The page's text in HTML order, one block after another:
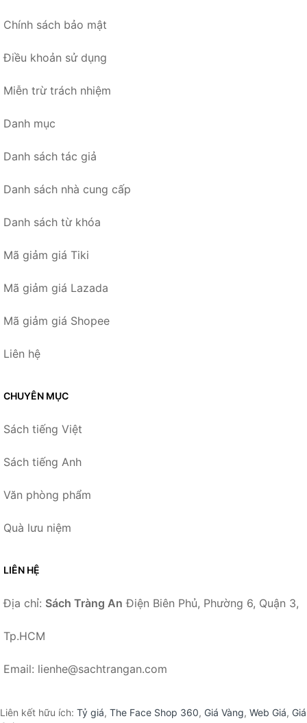
Chính sách bảo mật
Điều khoản sử dụng
Miễn trừ trách nhiệm
Danh mục
Danh sách tác giả
Danh sách nhà cung cấp
Danh sách từ khóa
Mã giảm giá Tiki
Mã giảm giá Lazada
Mã giảm giá Shopee
Liên hệ
CHUYÊN MỤC
Sách tiếng Việt
Sách tiếng Anh
Văn phòng phẩm
Quà lưu niệm
LIÊN HỆ
Địa chỉ: Sách Tràng An Điện Biên Phủ, Phường 6, Quận 3,
Tp.HCM
Email: lienhe@sachtrangan.com
Liên kết hữu ích: Tỷ giá, The Face Shop 360, Giá Vàng, Web Giá, Giá